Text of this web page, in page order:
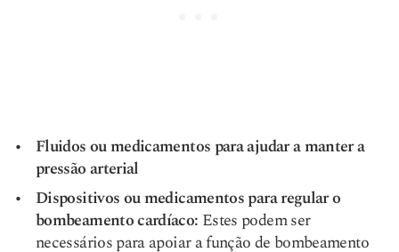
Fluidos ou medicamentos para ajudar a manter a
pressão arterial
Dispositivos ou medicamentos para regular o
bombeamento cardíaco: Estes podem ser
necessários para apoiar a função de bombeamento